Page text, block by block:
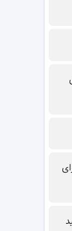
دوزی شده ۲۰۲۲ برای